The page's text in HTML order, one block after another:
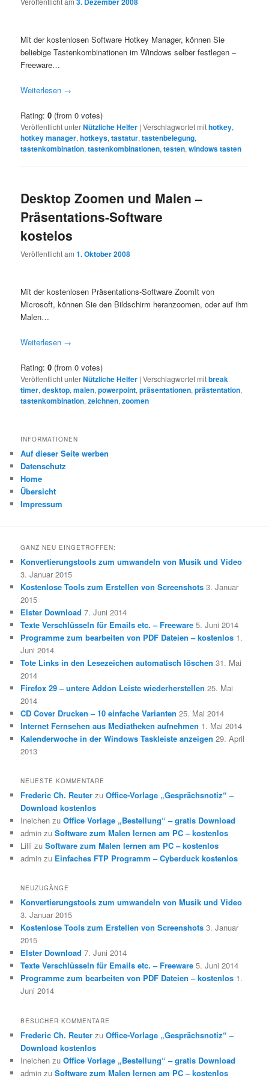
Mit der kostenlosen Software Hotkey Manager, können Sie
beliebige Tastenkombinationen im Windows selber festlegen –
Freeware…
Weiterlesen →
Rating:0 (from 0 votes)
Veröffentlicht unterNützliche Helfer |Verschlagwortet mithotkey,
hotkey manager,hotkeys,tastatur,tastenbelegung,
tastenkombination,tastenkombinationen,testen,windows tasten
Desktop Zoomen und Malen –
Präsentations-Software
kostelos
Veröffentlicht am1. Oktober 2008
Mit der kostenlosen Präsentations-Software ZoomIt von
Microsoft, können Sie den Bildschirm heranzoomen, oder auf ihm
Malen…
Weiterlesen →
Rating:0 (from 0 votes)
Veröffentlicht unterNützliche Helfer |Verschlagwortet mitbreak
timer,desktop,malen,powerpoint,präsentationen,prästentation,
tastenkombination,zeichnen,zoomen
INFORMATIONEN
Auf dieser Seite werben
Datenschutz
Home
Übersicht
Impressum
GANZ NEU EINGETROFFEN:
Konvertierungstools zum umwandeln von Musik und Video
3. Januar 2015
Kostenlose Tools zum Erstellen von Screenshots 3. Januar
2015
Elster Download 7. Juni 2014
Texte Verschlüsseln für Emails etc. – Freeware 5. Juni 2014
Programme zum bearbeiten von PDF Dateien – kostenlos 1.
Juni 2014
Tote Links in den Lesezeichen automatisch löschen 31. Mai
2014
Firefox 29 – untere Addon Leiste wiederherstellen 25. Mai
2014
CD Cover Drucken – 10 einfache Varianten 25. Mai 2014
Internet Fernsehen aus Mediatheken aufnehmen 1. Mai 2014
Kalenderwoche in der Windows Taskleiste anzeigen 29. April
2013
NEUESTE KOMMENTARE
Frederic Ch. Reuter zuOffice-Vorlage „Gesprächsnotiz“ –
Download kostenlos
Ineichen zuOffice Vorlage „Bestellung“ – gratis Download
admin zuSoftware zum Malen lernen am PC – kostenlos
Lilli zuSoftware zum Malen lernen am PC – kostenlos
admin zu Einfaches FTP Programm – Cyberduck kostenlos
NEUZUGÄNGE
Konvertierungstools zum umwandeln von Musik und Video
3. Januar 2015
Kostenlose Tools zum Erstellen von Screenshots 3. Januar
2015
Elster Download 7. Juni 2014
Texte Verschlüsseln für Emails etc. – Freeware 5. Juni 2014
Programme zum bearbeiten von PDF Dateien – kostenlos 1.
Juni 2014
BESUCHER KOMMENTARE
Frederic Ch. Reuter zuOffice-Vorlage „Gesprächsnotiz“ –
Download kostenlos
Ineichen zuOffice Vorlage „Bestellung“ – gratis Download
admin zuSoftware zum Malen lernen am PC – kostenlos